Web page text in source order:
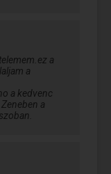
a
a
a kedvenc
a